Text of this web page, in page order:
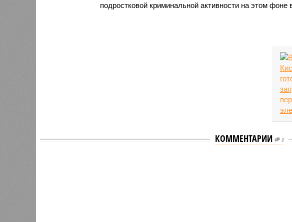
подростковой криминальной активности на этом фоне
КОММЕНТАРИИ 0